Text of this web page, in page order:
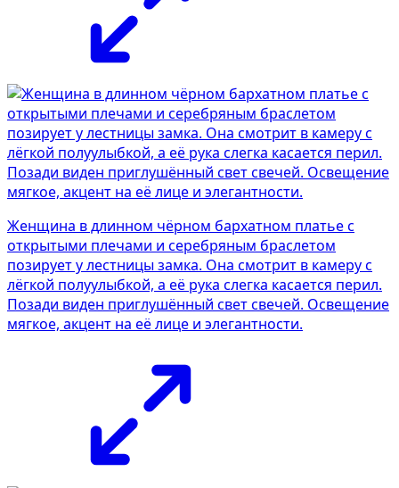
Женщина в длинном чёрном бархатном платье с
открытыми плечами и серебряным браслетом
позирует у лестницы замка. Она смотрит в камеру с
лёгкой полуулыбкой, а её рука слегка касается перил.
Позади виден приглушённый свет свечей. Освещение
мягкое, акцент на её лице и элегантности.